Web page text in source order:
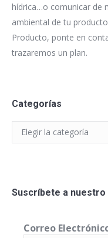
hídrica…o comunicar de
ambiental de tu
Producto, ponte en
trazaremos un plan.
Categorías
Categorías
Suscríbete a
Correo